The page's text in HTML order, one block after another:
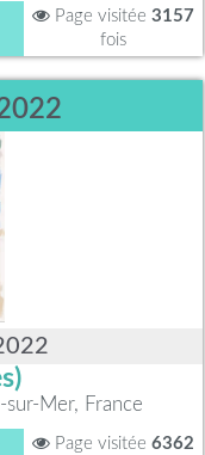
Page visitée 3157
fois
Mer, France
Page visitée 6362